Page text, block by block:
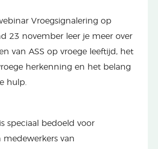
Vroegsignalering op
23 november leer je meer over
van ASS op vroege leeftijd, het
herkenning en het belang
hulp.
speciaal bedoeld voor
medewerkers van